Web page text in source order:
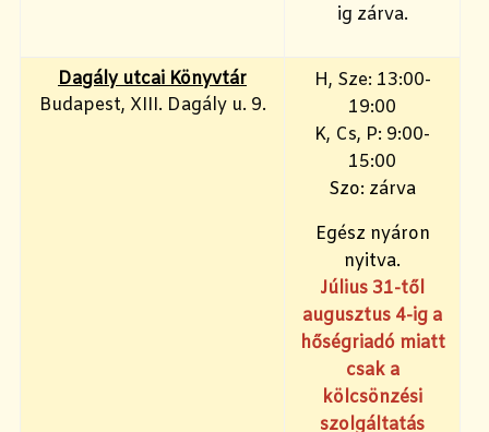
ig zárva.
Dagály utcai Könyvtár
Budapest, XIII. Dagály u. 9.
H, Sze: 13:00-
19:00
K, Cs, P: 9:00-
15:00
Szo: zárva
Egész nyáron
nyitva.
Július 31-től
augusztus 4-ig a
hőségriadó miatt
csak a
kölcsönzési
szolgáltatás